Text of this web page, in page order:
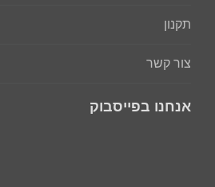
תקנון
צור קשר
אנחנו בפייסבוק